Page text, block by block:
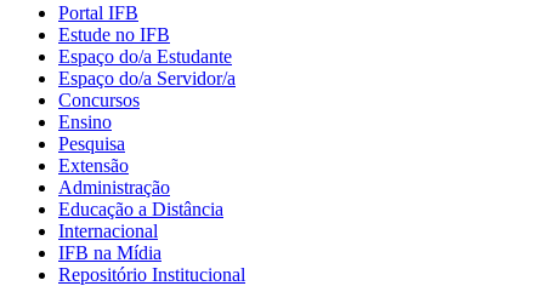
Portal IFB
Estude no IFB
Espaço do/a Estudante
Espaço do/a Servidor/a
Concursos
Ensino
Pesquisa
Extensão
Administração
Educação a Distância
Internacional
IFB na Mídia
Repositório Institucional